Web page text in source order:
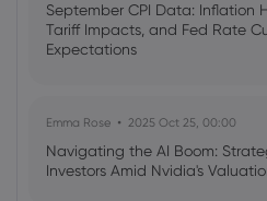
September CPI Data: Inflation
Tariff Impacts, and Fed Rate
Expectations
Emma Rose 2025 Oct 25, 00:00
Navigating the AI Boom:
Investors Amid Nvidia's